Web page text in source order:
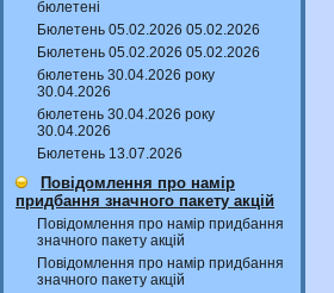
бюлетені
Бюлетень 05.02.2026 05.02.2026
Бюлетень 05.02.2026 05.02.2026
бюлетень 30.04.2026 року
30.04.2026
бюлетень 30.04.2026 року
30.04.2026
Бюлетень 13.07.2026
Повідомлення про намір
придбання значного пакету акцій
Повідомлення про намір придбання
значного пакету акцій
Повідомлення про намір придбання
значного пакету акцій